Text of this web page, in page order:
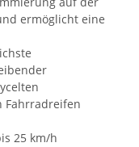
ermöglicht eine
Fahrradreifen
25 km/h